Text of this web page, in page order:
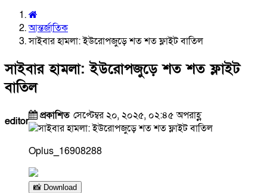
আন্তর্জাতিক
সাইবার হামলা: ইউরোপজুড়ে শত শত ফ্লাইট বাতিল
সাইবার হামলা: ইউরোপজুড়ে শত শত ফ্লাইট
বাতিল
editor প্রকাশিত সেপ্টেম্বর ২০, ২০২৫, ০২:৪৫ অপরাহ্ণ
Oplus_16908288
📸 Download